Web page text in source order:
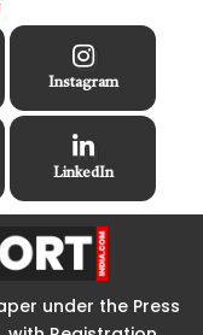
Instagram
LinkedIn
under the Press